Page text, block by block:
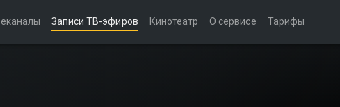
Записи ТВ-эфиров Кинотеатр О сервисе Тарифы